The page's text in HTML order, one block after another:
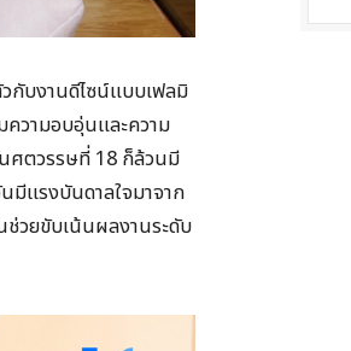
กับงานดีไซน์แบบเฟลมิ
วามอบอุ่นและความ
ศตวรรษที่ 18 ก็ล้วนมี
มีแรงบันดาลใจมาจาก
วยขับเน้นผลงานระดับ